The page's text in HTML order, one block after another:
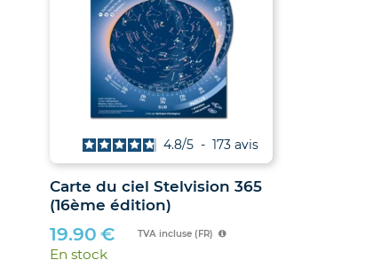
Carte du ciel Stelvision 365
(16ème édition)
4.8/5 - 173 avis
19.90 € TVA incluse (FR)
En stock